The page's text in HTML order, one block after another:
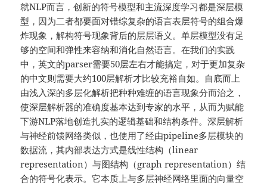
就NLP而言，创新的符号模型和主流深度学习都是深层模
型，因为二者都要面对错综复杂的语言表层符号的组合爆
炸现象，解构符号现象背后的层层语义。单层模型没有足
够的空间和弹性来容纳和消化自然语言。在我们的实践
中，英文的parser需要50层左右才能搞定，对于更加复杂
的中文则需要大约100层解析才比较充裕自如。自底而上
由浅入深的多层化解析把种种难缠的语言现象分而治之，
使深层解析器的准确度基本达到专家的水平，从而为赋能
下游NLP落地创造扎实的逻辑基础和结构条件。深层解析
与神经前馈网络类似，也使用了经由pipeline多层模块的
数据流，其内部表达方式是线性结构（linear
representation）与图结构（graph representation）结
合的符号化表示。它本质上与多层神经网络里面的向量空